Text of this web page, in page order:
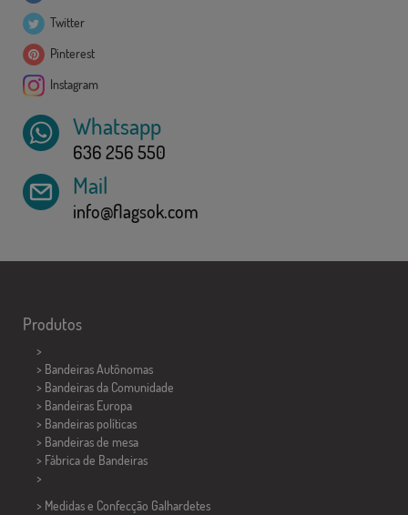
Twitter
Pinterest
Instagram
Whatsapp
636 256 550
Mail
info@flagsok.com
Produtos
>
> Bandeiras Autônomas
> Bandeiras da Comunidade
> Bandeiras Europa
> Bandeiras políticas
> Bandeiras de mesa
> Fábrica de Bandeiras
>
> Medidas e Confecção Galhardetes